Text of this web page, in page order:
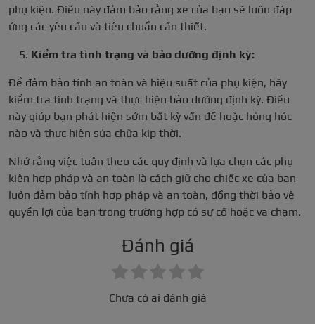
phụ kiện. Điều này đảm bảo rằng xe của bạn sẽ luôn đáp
ứng các yêu cầu và tiêu chuẩn cần thiết.
Kiểm tra tình trạng và bảo dưỡng định kỳ:
Để đảm bảo tính an toàn và hiệu suất của phụ kiện, hãy
kiểm tra tình trạng và thực hiện bảo dưỡng định kỳ. Điều
này giúp bạn phát hiện sớm bất kỳ vấn đề hoặc hỏng hóc
nào và thực hiện sửa chữa kịp thời.
Nhớ rằng việc tuân theo các quy định và lựa chọn các phụ
kiện hợp pháp và an toàn là cách giữ cho chiếc xe của bạn
luôn đảm bảo tính hợp pháp và an toàn, đồng thời bảo vệ
quyền lợi của bạn trong trường hợp có sự cố hoặc va chạm.
Đánh giá
Chưa có ai đánh giá